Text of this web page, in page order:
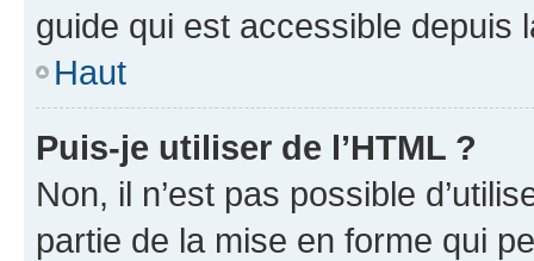
guide qui est accessible depuis
Haut
Puis-je utiliser de l’HTML ?
Non, il n’est pas possible
partie de la mise en forme qui